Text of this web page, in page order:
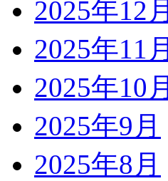
2025年12月
2025年11月
2025年10月
2025年9月
2025年8月